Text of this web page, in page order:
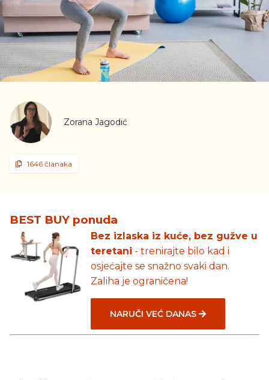
Zorana Jagodić
1646 članaka
BEST BUY ponuda
Bez izlaska iz kuće, bez gužve u
teretani - trenirajte bilo kad i
osjećajte se snažno svaki dan.
Zaliha je ograničena!
NARUČI VEĆ DANAS